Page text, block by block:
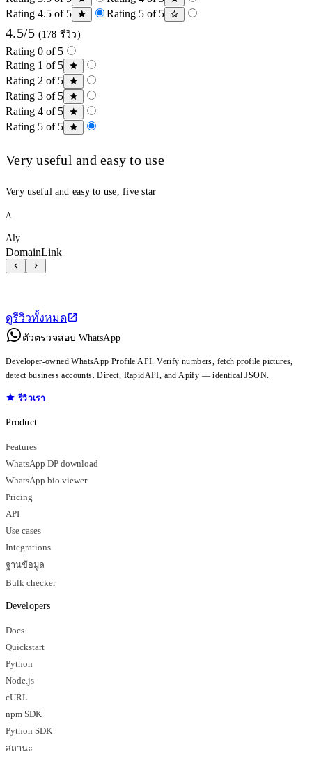
Rating 4.5 of 5
Rating 5 of 5
4.5/5 (178 รีวิว)
Rating 0 of 5
Rating 1 of 5
Rating 2 of 5
Rating 3 of 5
Rating 4 of 5
Rating 5 of 5
Very useful and easy to use
Very useful and easy to use, five star
A
Aly
DomainLink
ดูรีวิวทั้งหมด
ตัวตรวจสอบ WhatsApp
Developer-owned WhatsApp Profile API. Verify numbers, fetch profile pictures,
detect business accounts. Direct, RapidAPI, and Apify — identical JSON.
รีวิวเรา
Product
Features
WhatsApp DP download
WhatsApp bio viewer
Pricing
API
Use cases
Integrations
ฐานข้อมูล
Bulk checker
Developers
Docs
Quickstart
Python
Node.js
cURL
npm SDK
Python SDK
สถานะ